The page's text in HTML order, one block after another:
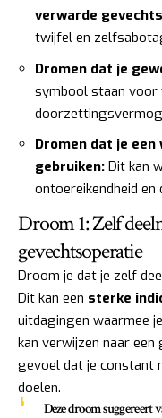
verwarde
twijfel en
Dromen dat je
symbool staan voor
Dromen dat je
gebruiken: Dit kan
ontoereikendheid
Droom 1: Zelf
gevechtsoperatie
Droom je dat je zelf
Dit kan een sterke
uitdagingen waarmee
kan verwijzen naar
gevoel dat je constant
doelen.
Deze droom suggereert